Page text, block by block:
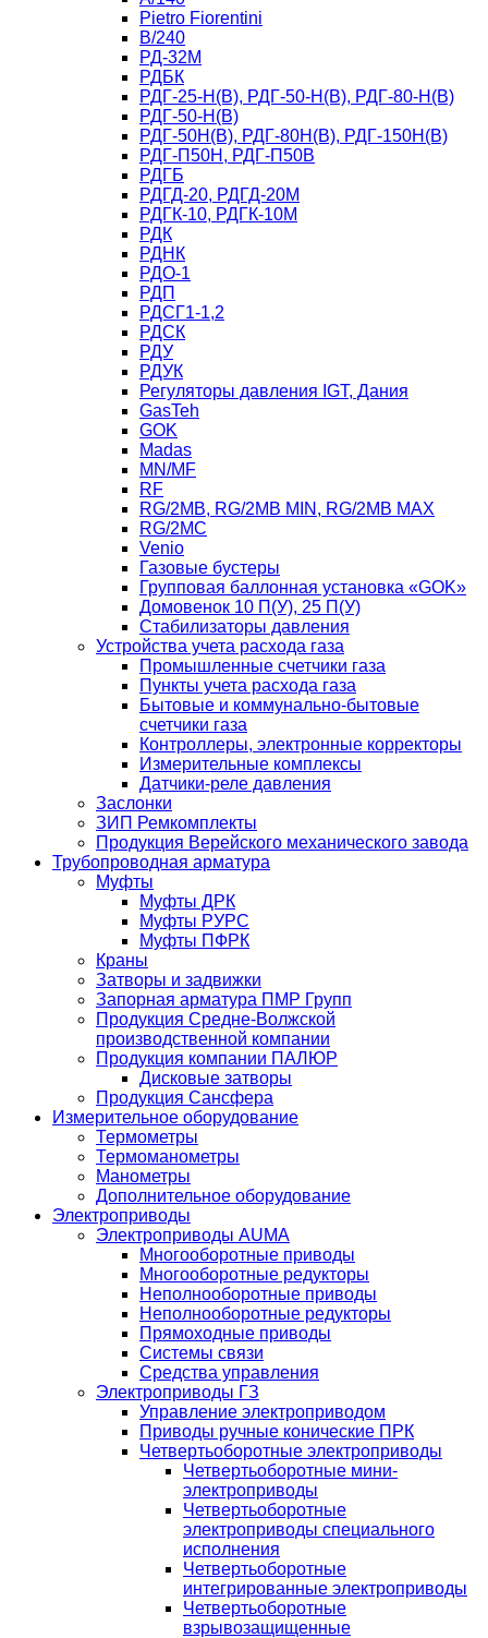
Рietro Fiorentini
B/240
РД-32М
РДБК
РДГ-25-Н(В), РДГ-50-Н(В), РДГ-80-Н(В)
РДГ-50-Н(В)
РДГ-50Н(В), РДГ-80Н(В), РДГ-150Н(В)
РДГ-П50Н, РДГ-П50В
РДГБ
РДГД-20, РДГД-20М
РДГК-10, РДГК-10М
РДК
РДНК
РДО-1
РДП
РДСГ1-1,2
РДСК
РДУ
РДУК
Регуляторы давления IGT, Дания
GasTeh
GOK
Madas
MN/MF
RF
RG/2MB, RG/2MB MIN, RG/2MB MAX
RG/2MC
Venio
Газовые бустеры
Групповая баллонная установка «GOK»
Домовенок 10 П(У), 25 П(У)
Стабилизаторы давления
Устройства учета расхода газа
Промышленные счетчики газа
Пункты учета расхода газа
Бытовые и коммунально-бытовые
счетчики газа
Контроллеры, электронные корректоры
Измерительные комплексы
Датчики-реле давления
Заслонки
ЗИП Ремкомплекты
Продукция Верейского механического завода
Трубопроводная арматура
Муфты
Муфты ДРК
Муфты РУРС
Муфты ПФРК
Краны
Затворы и задвижки
Запорная арматура ПМР Групп
Продукция Средне-Волжской
производственной компании
Продукция компании ПАЛЮР
Дисковые затворы
Продукция Сансфера
Измерительное оборудование
Термометры
Термоманометры
Манометры
Дополнительное оборудование
Электроприводы
Электроприводы AUMA
Многооборотные приводы
Многооборотные редукторы
Неполнооборотные приводы
Неполнооборотные редукторы
Прямоходные приводы
Системы связи
Средства управления
Электроприводы ГЗ
Управление электроприводом
Приводы ручные конические ПРК
Четвертьоборотные электроприводы
Четвертьоборотные мини-
электроприводы
Четвертьоборотные
электроприводы специального
исполнения
Четвертьоборотные
интегрированные электроприводы
Четвертьоборотные
взрывозащищенные